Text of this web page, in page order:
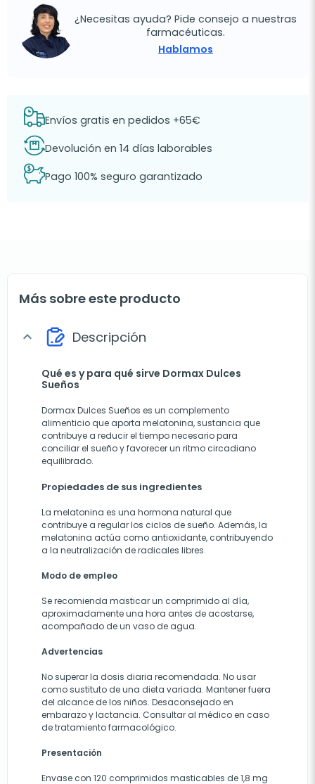
¿Necesitas ayuda? Pide consejo a nuestras
farmacéuticas.
Hablamos
Envíos gratis en pedidos +65€
Devolución en 14 días laborables
Pago 100% seguro garantizado
Más sobre este producto
expand_more Descripción
Qué es y para qué sirve Dormax Dulces
Sueños
Dormax Dulces Sueños es un complemento
alimenticio que aporta melatonina, sustancia que
contribuye a reducir el tiempo necesario para
conciliar el sueño y favorecer un ritmo circadiano
equilibrado.
Propiedades de sus ingredientes
La melatonina es una hormona natural que
contribuye a regular los ciclos de sueño. Además, la
melatonina actúa como antioxidante, contribuyendo
a la neutralización de radicales libres.
Modo de empleo
Se recomienda masticar un comprimido al día,
aproximadamente una hora antes de acostarse,
acompañado de un vaso de agua.
Advertencias
No superar la dosis diaria recomendada. No usar
como sustituto de una dieta variada. Mantener fuera
del alcance de los niños. Desaconsejado en
embarazo y lactancia. Consultar al médico en caso
de tratamiento farmacológico.
Presentación
Envase con 120 comprimidos masticables de 1,8 mg